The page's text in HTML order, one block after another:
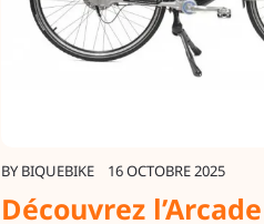
BY BIQUEBIKE 16 OCTOBRE 2025
Découvrez